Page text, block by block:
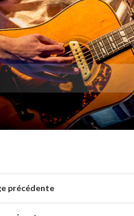
précédente